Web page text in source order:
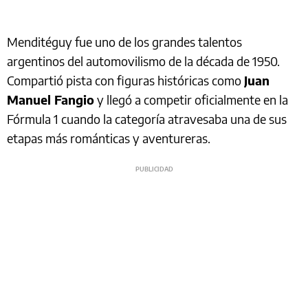
Menditéguy fue uno de los grandes talentos
argentinos del automovilismo de la década de 1950.
Compartió pista con figuras históricas como Juan
Manuel Fangioy llegó a competir oficialmente en la
Fórmula 1 cuando la categoría atravesaba una de sus
etapas más románticas y aventureras.